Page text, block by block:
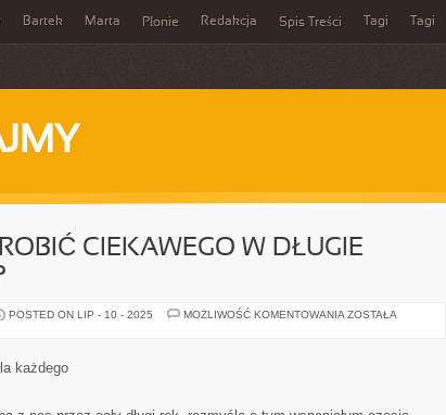
Bartek Marta Płonie Redakcja Spis Treści Tagi Tagi
CIEKAWEGO W DŁUGIE
POSTED ON LIP - 10 - 2025 MOŻLIWOŚĆ KOMENTOWANIA CO
ZOSTAŁA
każdego